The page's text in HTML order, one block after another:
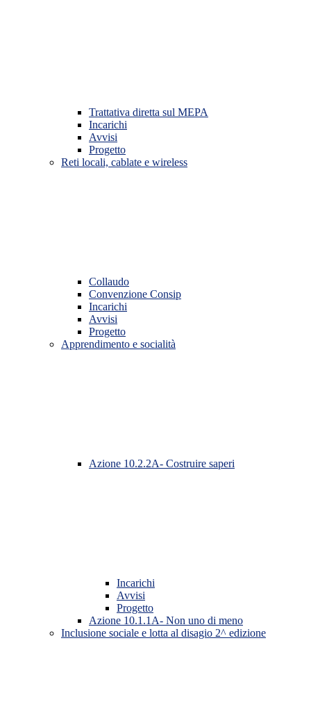
Trattativa diretta sul MEPA
Incarichi
Avvisi
Progetto
Reti locali, cablate e wireless
Collaudo
Convenzione Consip
Incarichi
Avvisi
Progetto
Apprendimento e socialità
Azione 10.2.2A- Costruire saperi
Incarichi
Avvisi
Progetto
Azione 10.1.1A- Non uno di meno
Inclusione sociale e lotta al disagio 2^ edizione